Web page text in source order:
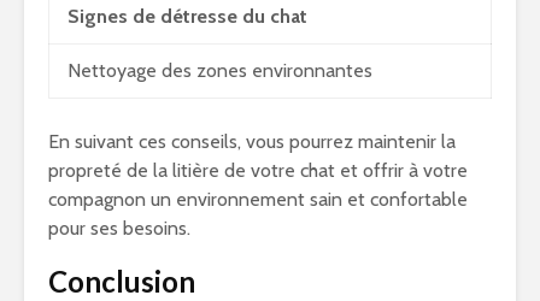
Signes de détresse du chat
Nettoyage des zones environnantes
En suivant ces conseils, vous pourrez maintenir la
propreté de la litière de votre chat et offrir à votre
compagnon un environnement sain et confortable
pour ses besoins.
Conclusion